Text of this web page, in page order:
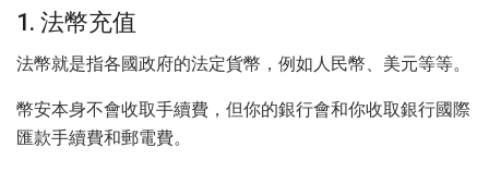
1. 法幣充值
法幣就是指各國政府的法定貨幣，例如人民幣、美元等等。
幣安本身不會收取手續費，但你的銀行會和你收取銀行國際
匯款手續費和郵電費。